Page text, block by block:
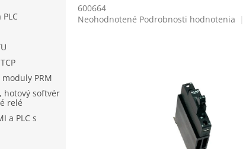
PRM
hotový softvér
relé
a PLC s
600664
Priemerné
Neohodnotené Podrobnosti hodnotenia